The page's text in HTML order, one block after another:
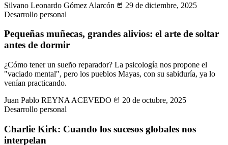
Silvano Leonardo Gómez Alarcón today 29 de diciembre, 2025
Desarrollo personal
Pequeñas muñecas, grandes alivios: el arte de soltar
antes de dormir
¿Cómo tener un sueño reparador? La psicología nos propone el
"vaciado mental", pero los pueblos Mayas, con su sabiduría, ya lo
venían practicando.
Juan Pablo REYNA ACEVEDO today 20 de octubre, 2025
Desarrollo personal
Charlie Kirk: Cuando los sucesos globales nos
interpelan